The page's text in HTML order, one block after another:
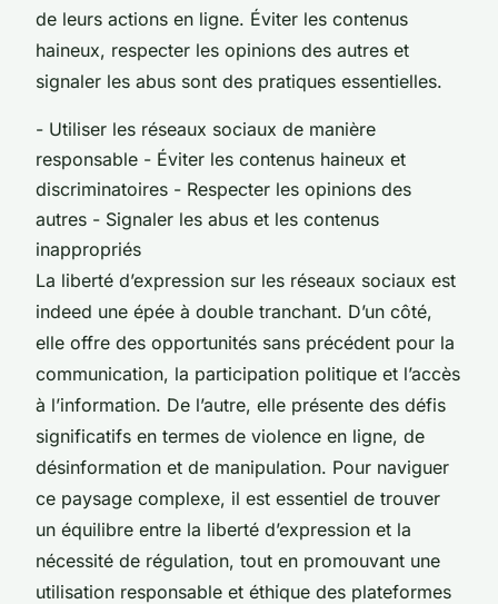
de leurs actions en ligne. Éviter les contenus
haineux, respecter les opinions des autres et
signaler les abus sont des pratiques essentielles.
- Utiliser les réseaux sociaux de manière
responsable - Éviter les contenus haineux et
discriminatoires - Respecter les opinions des
autres - Signaler les abus et les contenus
inappropriés
La liberté d’expression sur les réseaux sociaux est
indeed une épée à double tranchant. D’un côté,
elle offre des opportunités sans précédent pour la
communication, la participation politique et l’accès
à l’information. De l’autre, elle présente des défis
significatifs en termes de violence en ligne, de
désinformation et de manipulation. Pour naviguer
ce paysage complexe, il est essentiel de trouver
un équilibre entre la liberté d’expression et la
nécessité de régulation, tout en promouvant une
utilisation responsable et éthique des plateformes